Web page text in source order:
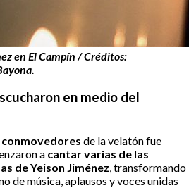
en El Campín / Créditos:
en medio del
conmovedores de la velatón fue
a cantar varias de las
de Yeison Jiménez , transformando
de música, aplausos y voces unidas